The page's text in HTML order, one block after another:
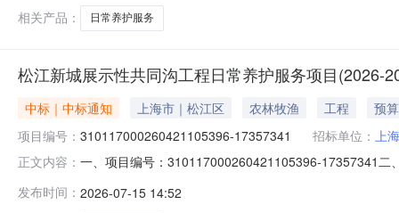
相关产品：
日常养护服务
松江新城展示性共同沟工程日常养护服务项目(2026-
中标｜中标通知 上海市｜松江区 农林牧渔 工程
预
项目编号： 310117000260421105396-17357341 招标单位： 上
正文内容： 一、项目编号：310117000260421105396-17357341二
92.331218720.00元无/四、主要标的信息序号包名称标
发布时间： 2026-07-15 14:52